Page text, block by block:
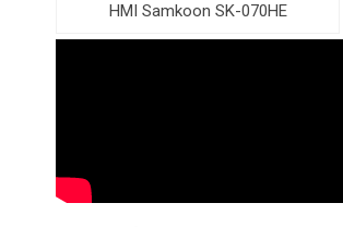
HMI Samkoon SK-070HE